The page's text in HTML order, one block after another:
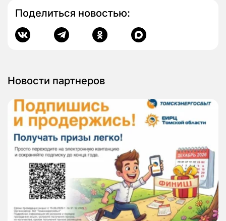
Поделиться новостью:
Новости партнеров